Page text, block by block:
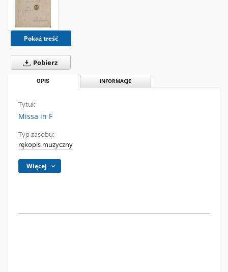
Pokaż treść
Pobierz
OPIS INFORMACJE
Tytuł:
Missa in F
Typ zasobu:
rękopis muzyczny
Więcej